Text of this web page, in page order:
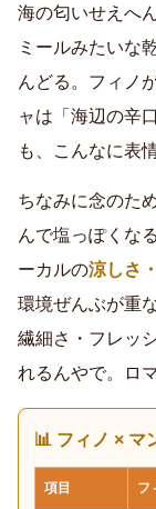
海の匂いせえへ
ミールみたいな
んどる。フィノ
ャは「海辺の辛
も、こんなに表
ちなみに念のた
んで塩っぽくな
ーカルの涼しさ
環境ぜんぶが重
繊細さ・フレッ
れるんやで。ロ
📊 フィノ × マ
項目 フ